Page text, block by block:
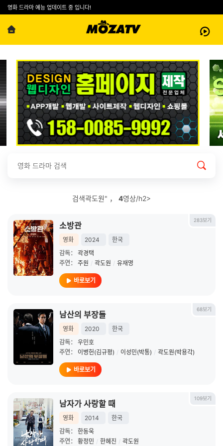
영화 드라마 예능 업데이트 중 입니다!
검색곽도원" ， 4영상/h2>
283보기
소방관
영화 2024
한국
감독：
곽경택
주연：
주원 / 곽도원 / 유재명
바로보기
68보기
남산의 부장들
영화 2020
한국
감독：
우민호
주연：
이병헌(김규평) / 이성민(박통) / 곽도원(박용각)
바로보기
109보기
남자가 사랑할 때
영화 2014
한국
감독：
한동욱
주연：
황정민 / 한혜진 / 곽도원